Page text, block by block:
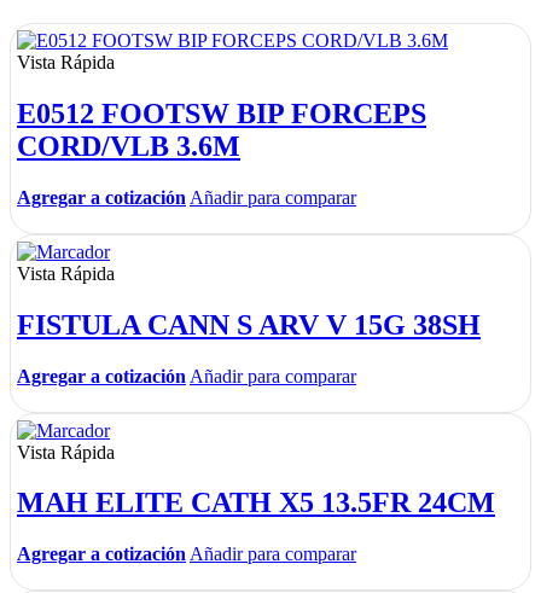
Vista Rápida
E0512 FOOTSW BIP FORCEPS
CORD/VLB 3.6M
Agregar a cotización Añadir para comparar
Vista Rápida
FISTULA CANN S ARV V 15G 38SH
Agregar a cotización Añadir para comparar
Vista Rápida
MAH ELITE CATH X5 13.5FR 24CM
Agregar a cotización Añadir para comparar